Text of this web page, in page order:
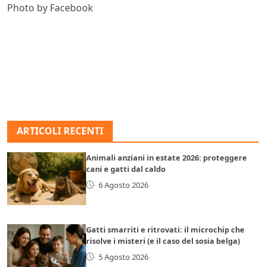
Photo by Facebook
ARTICOLI RECENTI
Animali anziani in estate 2026: proteggere
cani e gatti dal caldo
6 Agosto 2026
Gatti smarriti e ritrovati: il microchip che
risolve i misteri (e il caso del sosia belga)
5 Agosto 2026